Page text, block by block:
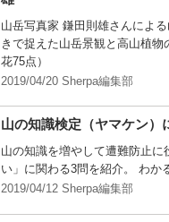
山岳写真家 鎌田則雄さんによ
きで捉えた山岳景観と高山植
花75点）
2019/04/20 Sherpa編集部
山の知識検定（ヤマケン）
山の知識を増やして遭難防止
い」に関わる3問を紹介。 わか
2019/04/12 Sherpa編集部